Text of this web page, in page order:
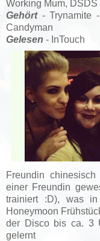
Working Mum, DSDS
Gehört- Trynamite -
Candyman
Gelesen - InTouch
Freundin
einer Freundin
trainiert :D), was
Honeymoon
der Disco bis ca. 3
gelernt